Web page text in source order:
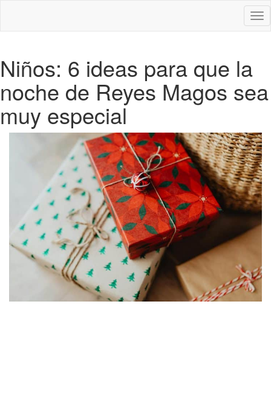
Niños: 6 ideas para que la
noche de Reyes Magos sea
muy especial